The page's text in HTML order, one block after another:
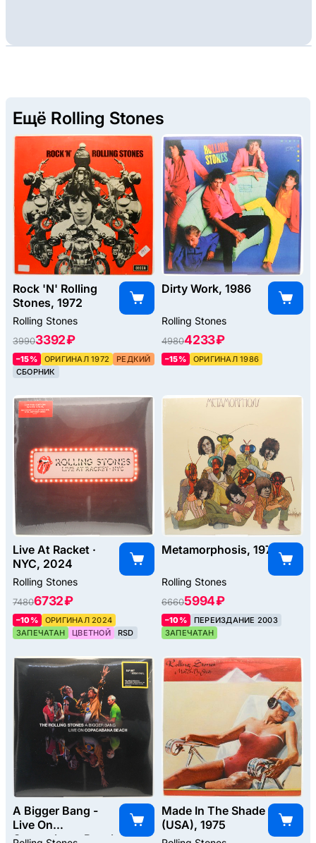
Ещё Rolling Stones
Rock 'N' Rolling
Stones, 1972
Rolling Stones
39903392 ₽
–15% ОРИГИНАЛ 1972
РЕДКИЙ
СБОРНИК
Dirty Work, 1986
Rolling Stones
49804233 ₽
–15% ОРИГИНАЛ 1986
Live At Racket ·
NYC, 2024
Rolling Stones
74806732 ₽
–10%
ОРИГИНАЛ 2024
ЗАПЕЧАТАН
ЦВЕТНОЙ RSD
Metamorphosis, 1975
Rolling Stones
66605994 ₽
–10%
ПЕРЕИЗДАНИЕ 2003
ЗАПЕЧАТАН
A Bigger Bang -
Live On
Copacabana Beach
Made In The Shade
(USA), 1975